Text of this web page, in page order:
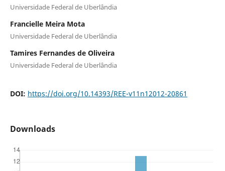
Universidade Federal de Uberlândia
Francielle Meira Mota
Universidade Federal de Uberlândia
Tamires Fernandes de Oliveira
Universidade Federal de Uberlândia
DOI: https://doi.org/10.14393/REE-v11n12012-20861
Downloads